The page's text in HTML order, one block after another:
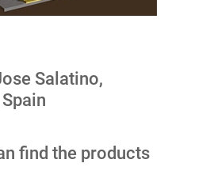
Salatino,
find the products